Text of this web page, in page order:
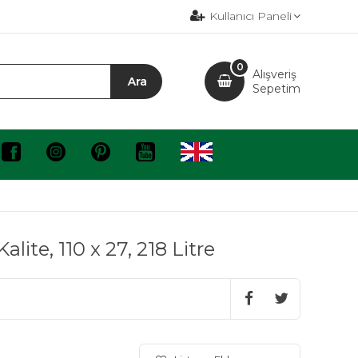
Kullanıcı Paneli
Alışveriş
Sepetim
0
110 x 27, 218 Litre